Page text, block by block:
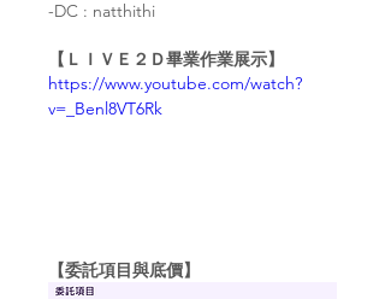
-DC : natthithi
【ＬＩＶＥ２Ｄ畢業作業展示】
https://www.youtube.com/watch?
v=_Benl8VT6Rk
【委託項目與底價】